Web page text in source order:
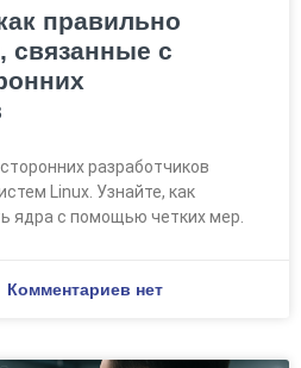
правильно
связанные с
разработчиков
Linux. Узнайте, как
ядра с помощью четких мер.
Комментариев нет